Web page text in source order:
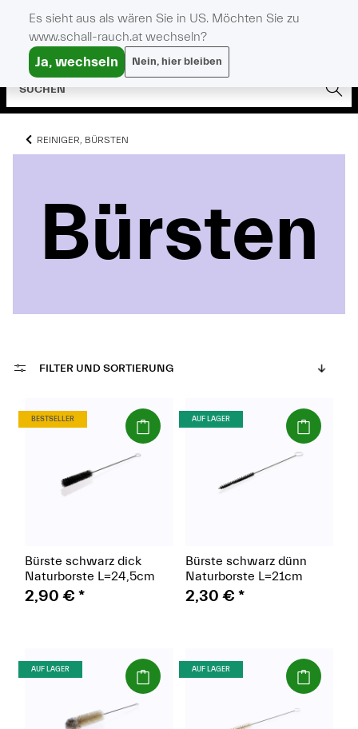
REINIGER, BÜRSTEN
Bürsten
Bürsten
Bürsten
FILTER UND SORTIERUNG
BESTSELLER (Paket)
Bürste schwarz dick
Naturborste L=24,5cm
2,90 € *
AUF LAGER (Paket)
Bürste schwarz dünn
Naturborste L=21cm
2,30 € *
AUF LAGER (Paket) AUF LAGER (Paket)
Es sieht aus als wären Sie in US. Möchten Sie zu
www.schall-rauch.at wechseln?
Ja, wechseln Nein, hier bleiben